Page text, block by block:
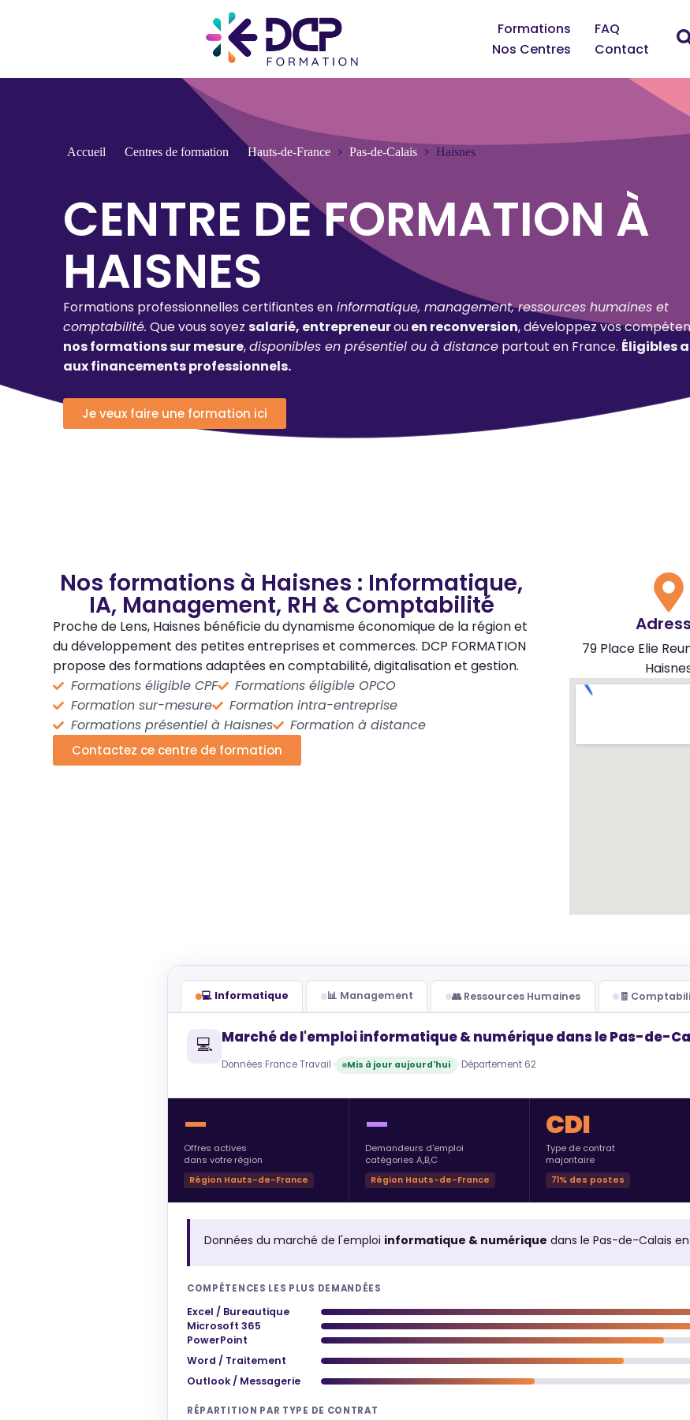
Formations
FAQ
Nos Centres
Contact
Accueil Centres de formation Hauts-de-France Pas-de-Calais Haisnes
CENTRE DE FORMATION À
HAISNES
Formations professionnelles certifiantes en informatique, management, ressources humaines et
comptabilité. Que vous soyez salarié, entrepreneurouen reconversion, développez vos
nos formations sur mesure,disponibles en présentiel ou à distance partout en France. Éligibles
aux financements professionnels.
Je veux faire une formation ici
Nos formations à Haisnes : Informatique,
IA, Management, RH & Comptabilité
Proche de Lens, Haisnes bénéficie du dynamisme économique de la région et
du développement des petites entreprises et commerces. DCP FORMATION
propose des formations adaptées en comptabilité, digitalisation et gestion.
Formations éligible CPF
Formations éligible OPCO
Formation sur-mesure
Formation intra-entreprise
Formations présentiel à Haisnes
Formation à distance
Contactez ce centre de formation
79 Place Elie
💻 Informatique 📊 Management 👥 Ressources Humaines 🧾
💻 Marché de l'emploi informatique & numérique dans le Pas-de-
Données France Travail · Mis à jour aujourd'hui · Département 62
—
Offres actives
dans votre région
Région Hauts-de-France
—
Demandeurs d'emploi
catégories A,B,C
Région Hauts-de-France
CDI
Type de contrat
majoritaire
71% des postes
Données du marché de l'emploi informatique & numérique dans le Pas-de-Calais
COMPÉTENCES LES PLUS DEMANDÉES
Excel / Bureautique
Microsoft 365
PowerPoint
Word / Traitement
Outlook / Messagerie
RÉPARTITION PAR TYPE DE CONTRAT